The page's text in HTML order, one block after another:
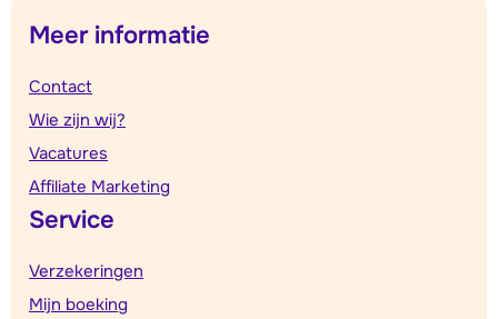
Meer informatie
Contact
Wie zijn wij?
Vacatures
Affiliate Marketing
Service
Verzekeringen
Mijn boeking